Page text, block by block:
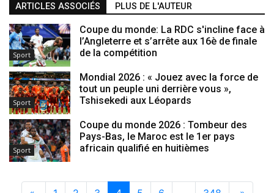
ARTICLES ASSOCIÉS PLUS DE L'AUTEUR
Sport
Coupe du monde: La RDC s'incline face à
l’Angleterre et s’arrête aux 16è de finale
de la compétition
Sport
Mondial 2026 : « Jouez avec la force de
tout un peuple uni derrière vous »,
Tshisekedi aux Léopards
Sport
Coupe du monde 2026 : Tombeur des
Pays-Bas, le Maroc est le 1er pays
africain qualifié en huitièmes